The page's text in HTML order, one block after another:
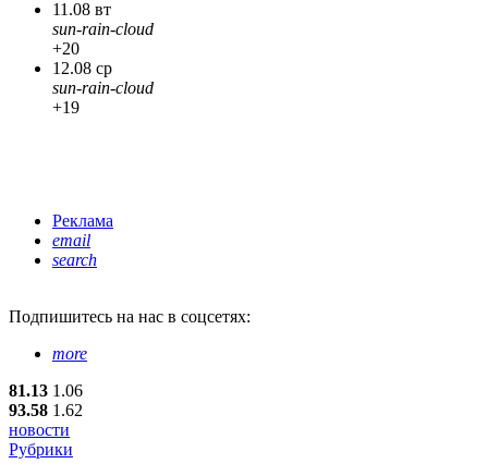
11.08 вт
sun-rain-cloud
+20
12.08 ср
sun-rain-cloud
+19
Реклама
email
search
Подпишитесь на нас в соцсетях:
more
81.13 1.06
93.58 1.62
новости
Рубрики